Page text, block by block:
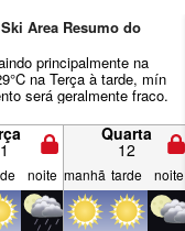
Area Resumo do
principalmente na
na Terça à tarde, mín
será geralmente fraco.
Quarta
12
noite manhã tarde noite